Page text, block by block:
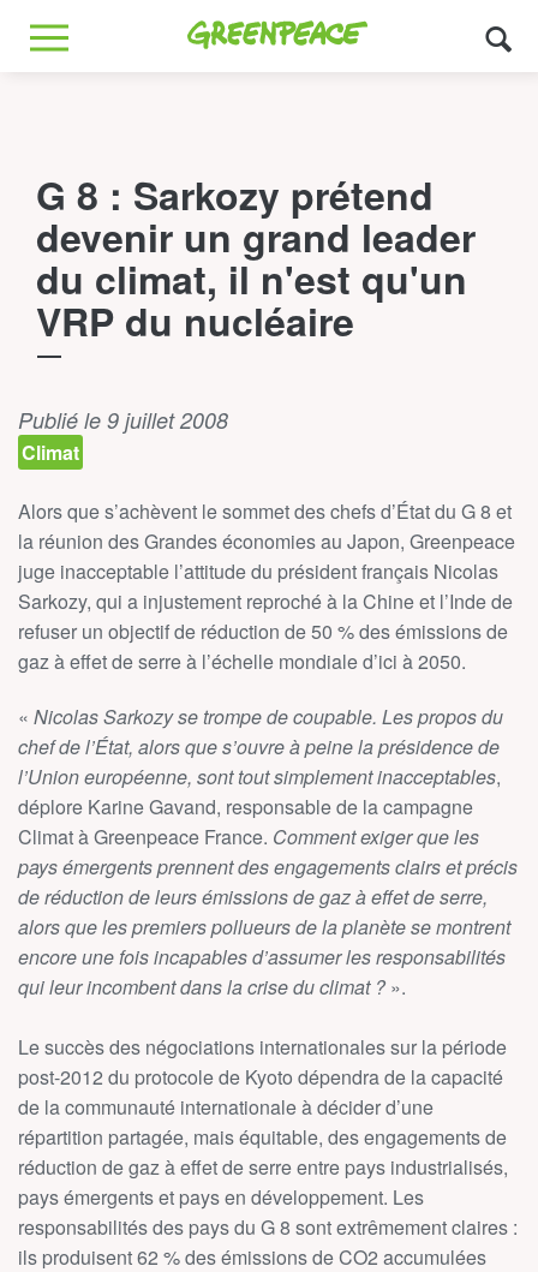
Greenpeace
MENU
G 8 : Sarkozy prétend
devenir un grand leader
du climat, il n'est qu'un
VRP du nucléaire
Publié le 9 juillet 2008
Climat
Alors que s’achèvent le sommet des chefs d’État du G 8 et
la réunion des Grandes économies au Japon, Greenpeace
juge inacceptable l’attitude du président français Nicolas
Sarkozy, qui a injustement reproché à la Chine et l’Inde de
refuser un objectif de réduction de 50 % des émissions de
gaz à effet de serre à l’échelle mondiale d’ici à 2050.
« Nicolas Sarkozy se trompe de coupable. Les propos du
chef de l’État, alors que s’ouvre à peine la présidence de
l’Union européenne, sont tout simplement inacceptables,
déplore Karine Gavand, responsable de la campagne
Climat à Greenpeace France. Comment exiger que les
pays émergents prennent des engagements clairs et précis
de réduction de leurs émissions de gaz à effet de serre,
alors que les premiers pollueurs de la planète se montrent
encore une fois incapables d’assumer les responsabilités
qui leur incombent dans la crise du climat ? ».
Le succès des négociations internationales sur la période
post-2012 du protocole de Kyoto dépendra de la capacité
de la communauté internationale à décider d’une
répartition partagée, mais équitable, des engagements de
réduction de gaz à effet de serre entre pays industrialisés,
pays émergents et pays en développement. Les
responsabilités des pays du G 8 sont extrêmement claires :
ils produisent 62 % des émissions de CO2 accumulées